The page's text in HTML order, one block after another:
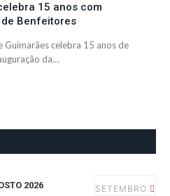
15 anos com
Benfeitores
Guimarães celebra 15 anos de
da…
2026 SETEMBRO